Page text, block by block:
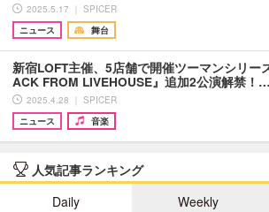
2025.5.17 ｜ SPICER
ニュース
舞台
新宿LOFT主催、5店舗で開催ツーマンシリー
ACK FROM LIVEHOUSE』追加2公演解禁！…
2025.4.28 ｜ SPICER
ニュース
音楽
人気記事ランキング
Daily
Weekly